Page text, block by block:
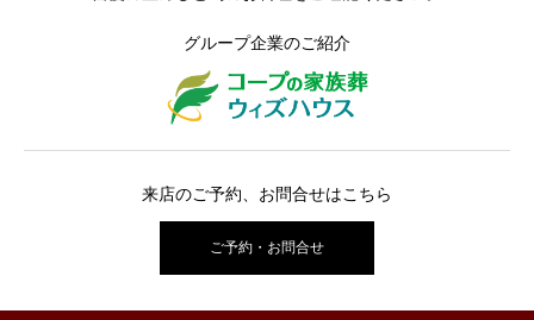
グループ企業のご紹介
来店のご予約、お問合せはこちら
ご予約・お問合せ